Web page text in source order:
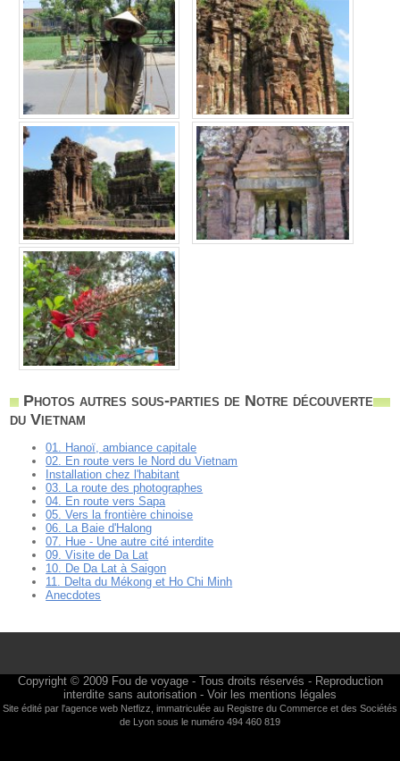
Photos autres sous-parties de Notre découverte
du Vietnam
01. Hanoï, ambiance capitale
02. En route vers le Nord du Vietnam
Installation chez l'habitant
03. La route des photographes
04. En route vers Sapa
05. Vers la frontière chinoise
06. La Baie d'Halong
07. Hue - Une autre cité interdite
09. Visite de Da Lat
10. De Da Lat à Saigon
11. Delta du Mékong et Ho Chi Minh
Anecdotes
Copyright © 2009 Fou de voyage- Tous droits réservés - Reproduction
interdite sans autorisation - Voir les mentions légales
Site édité par l'agence web Netfizz , immatriculée au Registre du Commerce et des Sociétés
de Lyon sous le numéro 494 460 819